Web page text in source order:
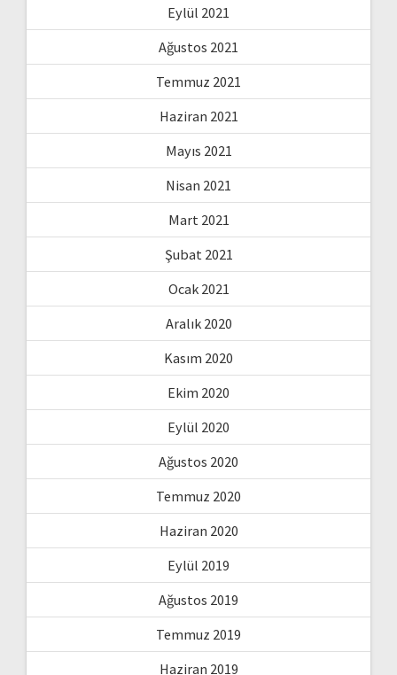
Eylül 2021
Ağustos 2021
Temmuz 2021
Haziran 2021
Mayıs 2021
Nisan 2021
Mart 2021
Şubat 2021
Ocak 2021
Aralık 2020
Kasım 2020
Ekim 2020
Eylül 2020
Ağustos 2020
Temmuz 2020
Haziran 2020
Eylül 2019
Ağustos 2019
Temmuz 2019
Haziran 2019